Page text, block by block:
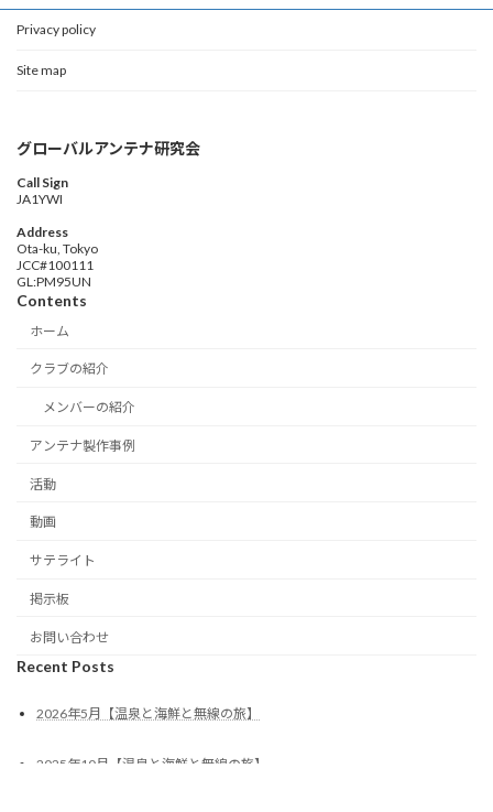
Privacy policy
Site map
グローバルアンテナ研究会
Call Sign
JA1YWI
Address
Ota-ku, Tokyo
JCC#100111
GL:PM95UN
Contents
ホーム
クラブの紹介
メンバーの紹介
アンテナ製作事例
活動
動画
サテライト
掲示板
お問い合わせ
Recent Posts
2026年5月【温泉と海鮮と無線の旅】
2025年10月【温泉と海鮮と無線の旅】